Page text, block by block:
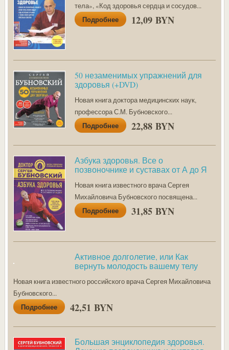
тела», «Код здоровья сердца и сосудов...
Подробнее 12,09 BYN
50 незаменимых упражнений для
здоровья (+DVD)
Новая книга доктора медицинских наук,
профессора С.М. Бубновского...
Подробнее 22,88 BYN
Азбука здоровья. Все о
позвоночнике и суставах от А до Я
Новая книга известного врача Сергея
Михайловича Бубновского посвящена...
Подробнее 31,85 BYN
Активное долголетие, или Как
вернуть молодость вашему телу
Новая книга известного российского врача Сергея Михайловича
Бубновского...
Подробнее 42,51 BYN
Большая энциклопедия здоровья.